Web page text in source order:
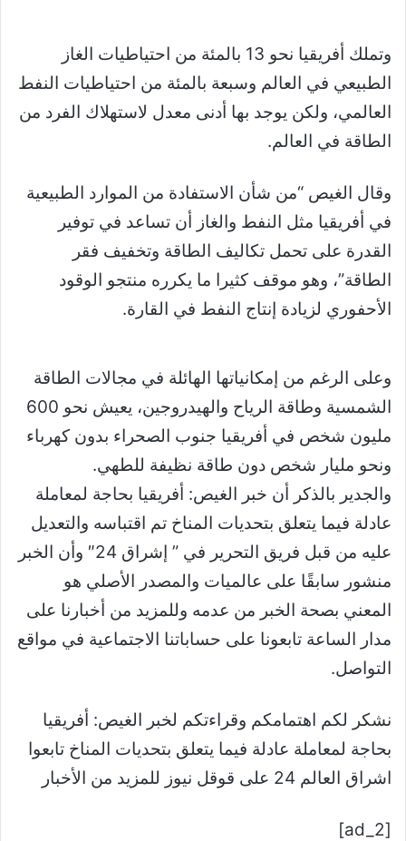
وتملك أفريقيا نحو 13 بالمئة من احتياطيات الغاز
الطبيعي في العالم وسبعة بالمئة من احتياطيات النفط
العالمي، ولكن يوجد بها أدنى معدل لاستهلاك الفرد من
الطاقة في العالم.
وقال الغيص “من شأن الاستفادة من الموارد الطبيعية
في أفريقيا مثل النفط والغاز أن تساعد في توفير
القدرة على تحمل تكاليف الطاقة وتخفيف فقر
الطاقة”، وهو موقف كثيرا ما يكرره منتجو الوقود
الأحفوري لزيادة إنتاج النفط في القارة.
وعلى الرغم من إمكانياتها الهائلة في مجالات الطاقة
الشمسية وطاقة الرياح والهيدروجين، يعيش نحو 600
مليون شخص في أفريقيا جنوب الصحراء بدون كهرباء
ونحو مليار شخص دون طاقة نظيفة للطهي.
والجدير بالذكر أن خبر الغيص: أفريقيا بحاجة لمعاملة
عادلة فيما يتعلق بتحديات المناخ تم اقتباسه والتعديل
عليه من قبل فريق التحرير في ” إشراق 24″ وأن الخبر
منشور سابقًا على عالميات والمصدر الأصلي هو
المعني بصحة الخبر من عدمه وللمزيد من أخبارنا على
مدار الساعة تابعونا على حساباتنا الاجتماعية في مواقع
التواصل.
نشكر لكم اهتمامكم وقراءتكم لخبر الغيص: أفريقيا
بحاجة لمعاملة عادلة فيما يتعلق بتحديات المناخ تابعوا
اشراق العالم 24 على قوقل نيوز للمزيد من الأخبار
[ad_2]